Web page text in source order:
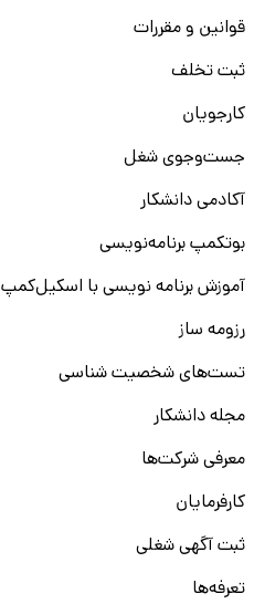
قوانین و مقررات
ثبت تخلف
کارجویان
جست‌و‌جوی شغل
آکادمی دانشکار
بوتکمپ برنامه‌نویسی
آموزش برنامه نویسی با اسکیل‌کمپ
رزومه ساز
تست‌های شخصیت شناسی
مجله دانشکار
معرفی شرکت‌ها
کارفرمایان
ثبت آگهی شغلی
تعرفه‌ها